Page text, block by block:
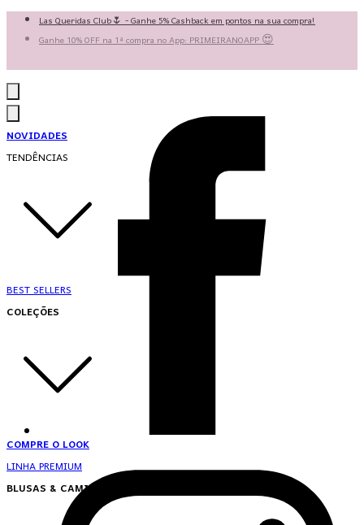
Las Queridas Club🌷 - Ganhe 5% Cashback em pontos na sua compra!
Ganhe 10% OFF na 1ª compra no App: PRIMEIRANOAPP 😍
NOVIDADES
TENDÊNCIAS
BEST SELLERS
COLEÇÕES
COMPRE O LOOK
LINHA PREMIUM
BLUSAS & CAMISAS